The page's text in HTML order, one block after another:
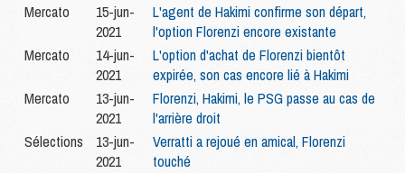
Mercato
15-jun-
2021
L'agent de Hakimi confirme son départ,
l'option Florenzi encore existante
Mercato
14-jun-
2021
L'option d'achat de Florenzi bientôt
expirée, son cas encore lié à Hakimi
Mercato
13-jun-
2021
Florenzi, Hakimi, le PSG passe au cas de
l'arrière droit
Sélections
13-jun-
2021
Verratti a rejoué en amical, Florenzi
touché